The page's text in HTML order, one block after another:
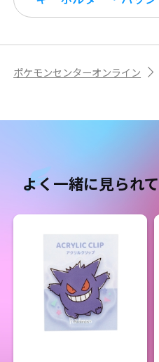
ポケモンセンターオンライン
よく一緒に見られ